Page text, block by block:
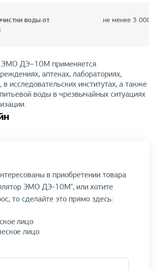
воды от
не менее 3 000
ЭМО ДЭ−10М применяется
аптеках, лабораториях,
в исследовательских институтах, а также
воды в чрезвычайных ситуациях
в приобретении товара
ЭМО ДЭ-10М", или хотите
то сделайте это прямо здесь:
лицо
лицо